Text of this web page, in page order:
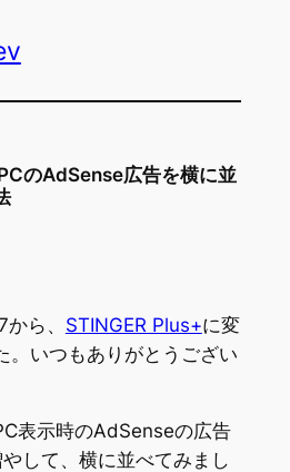
のAdSense広告を横に並
ら、 STINGER Plus+に変
。いつもありがとうござい
表示時のAdSenseの広告
して、横に並べてみまし